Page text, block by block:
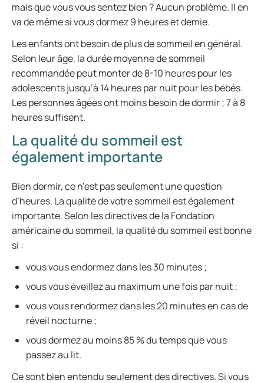
mais que vous vous sentez bien ? Aucun problème. Il en
va de même si vous dormez 9 heures et demie.
Les enfants ont besoin de plus de sommeil en général.
Selon leur âge, la durée moyenne de sommeil
recommandée peut monter de 8-10 heures pour les
adolescents jusqu’à 14 heures par nuit pour les bébés.
Les personnes âgées ont moins besoin de dormir ; 7 à 8
heures suffisent.
La qualité du sommeil est
également importante
Bien dormir, ce n’est pas seulement une question
d’heures. La qualité de votre sommeil est également
importante. Selon les directives de la Fondation
américaine du sommeil, la qualité du sommeil est bonne
si :
vous vous endormez dans les 30 minutes ;
vous vous éveillez au maximum une fois par nuit ;
vous vous rendormez dans les 20 minutes en cas de
réveil nocturne ;
vous dormez au moins 85 % du temps que vous
passez au lit.
Ce sont bien entendu seulement des directives. Si vous